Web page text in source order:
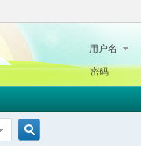
用户名
密码